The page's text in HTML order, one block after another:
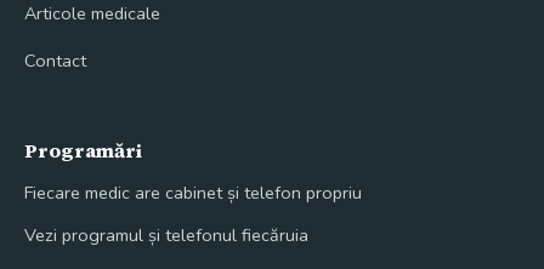
Articole medicale
Contact
Programări
Fiecare medic are cabinet și telefon propriu
Vezi programul și telefonul fiecăruia